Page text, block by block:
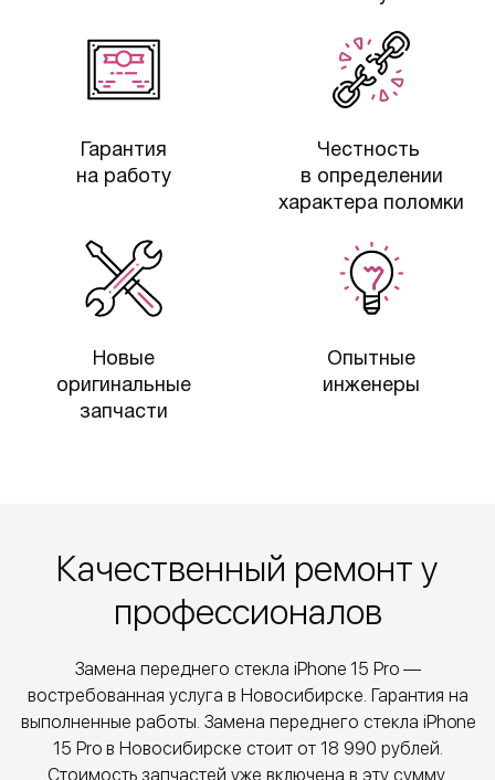
Гарантия
на работу
Честность
в определении
характера поломки
Новые
оригинальные
запчасти
Опытные
инженеры
Качественный ремонт у
профессионалов
Замена переднего стекла iPhone 15 Pro —
востребованная услуга в Новосибирске. Гарантия на
выполненные работы. Замена переднего стекла iPhone
15 Pro в Новосибирске стоит от 18 990 рублей.
Стоимость запчастей уже включена в эту сумму.